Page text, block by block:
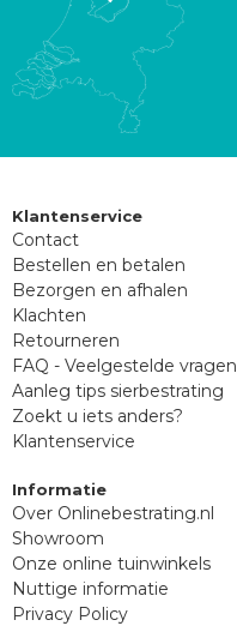
Klantenservice
Contact
Bestellen en betalen
Bezorgen en afhalen
Klachten
Retourneren
FAQ - Veelgestelde vragen
Aanleg tips sierbestrating
Zoekt u iets anders?
Klantenservice
Informatie
Over Onlinebestrating.nl
Showroom
Onze online tuinwinkels
Nuttige informatie
Privacy Policy